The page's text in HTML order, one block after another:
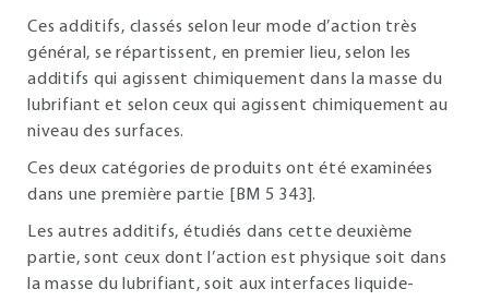
Ces additifs, classés selon leur mode d’action très
général, se répartissent, en premier lieu, selon les
additifs qui agissent chimiquement dans la masse du
lubrifiant et selon ceux qui agissent chimiquement au
niveau des surfaces.
Ces deux catégories de produits ont été examinées
dans une première partie [BM 5 343].
Les autres additifs, étudiés dans cette deuxième
partie, sont ceux dont l’action est physique soit dans
la masse du lubrifiant, soit aux interfaces liquide-